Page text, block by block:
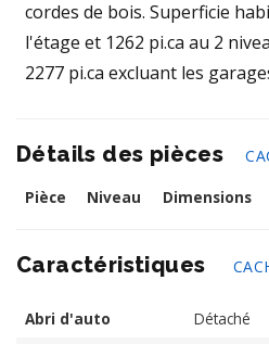
cordes de bois. Superficie
l'étage et 1262 pi.ca au 2
2277 pi.ca excluant les
Détails des pièces
Pièce
Niveau Dimensions
Caractéristiques
Abri d'auto
Détaché